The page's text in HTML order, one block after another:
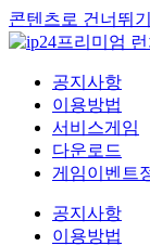
콘텐츠로 건너뛰기
공지사항
이용방법
서비스게임
다운로드
게임이벤트
공지사항
이용방법